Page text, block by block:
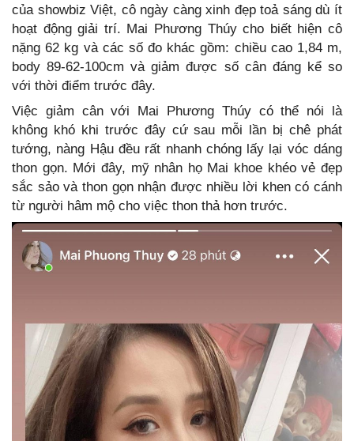
của showbiz Việt, cô ngày càng xinh đẹp toả sáng dù ít
hoạt động giải trí. Mai Phương Thúy cho biết hiện cô
nặng 62 kg và các số đo khác gồm: chiều cao 1,84 m,
body 89-62-100cm và giảm được số cân đáng kể so
với thời điểm trước đây.
Việc giảm cân với Mai Phương Thúy có thể nói là
không khó khi trước đây cứ sau mỗi lần bị chê phát
tướng, nàng Hậu đều rất nhanh chóng lấy lại vóc dáng
thon gọn. Mới đây, mỹ nhân họ Mai khoe khéo vẻ đẹp
sắc sảo và thon gọn nhận được nhiều lời khen có cánh
từ người hâm mộ cho việc thon thả hơn trước.